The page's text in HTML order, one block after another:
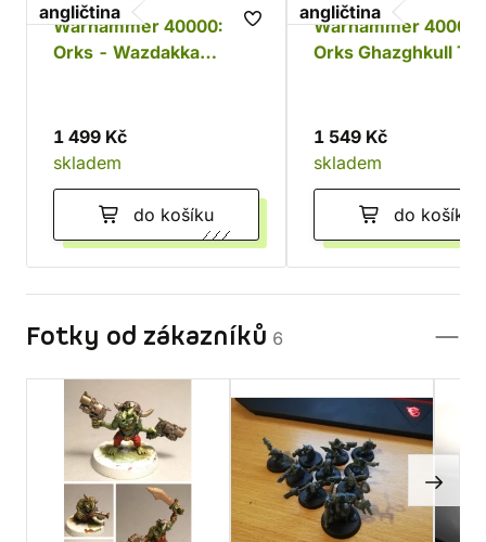
angličtina
Warhammer 40000:
Orks - Wazdakka
1 499 Kč
skladem
do košíku
angličtina
Warhammer 40000:
Orks Ghazghkull
1 549 Kč
skladem
do košíku
Fotky od zákazníků 6